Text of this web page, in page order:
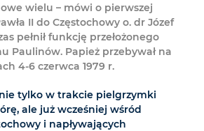
wielu – mówi o pierwszej
II do Częstochowy o. dr Józef
pełnił funkcję przełożonego
Paulinów. Papież przebywał na
4-6 czerwca 1979 r.
tylko w trakcie pielgrzymki
ale już wcześniej wśród
i napływających